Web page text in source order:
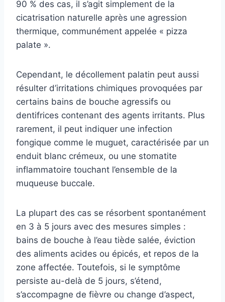
90 % des cas, il s’agit simplement de la
cicatrisation naturelle après une agression
thermique, communément appelée « pizza
palate ».
Cependant, le décollement palatin peut aussi
résulter d’irritations chimiques provoquées par
certains bains de bouche agressifs ou
dentifrices contenant des agents irritants. Plus
rarement, il peut indiquer une infection
fongique comme le muguet, caractérisée par un
enduit blanc crémeux, ou une stomatite
inflammatoire touchant l’ensemble de la
muqueuse buccale.
La plupart des cas se résorbent spontanément
en 3 à 5 jours avec des mesures simples :
bains de bouche à l’eau tiède salée, éviction
des aliments acides ou épicés, et repos de la
zone affectée. Toutefois, si le symptôme
persiste au-delà de 5 jours, s’étend,
s’accompagne de fièvre ou change d’aspect,